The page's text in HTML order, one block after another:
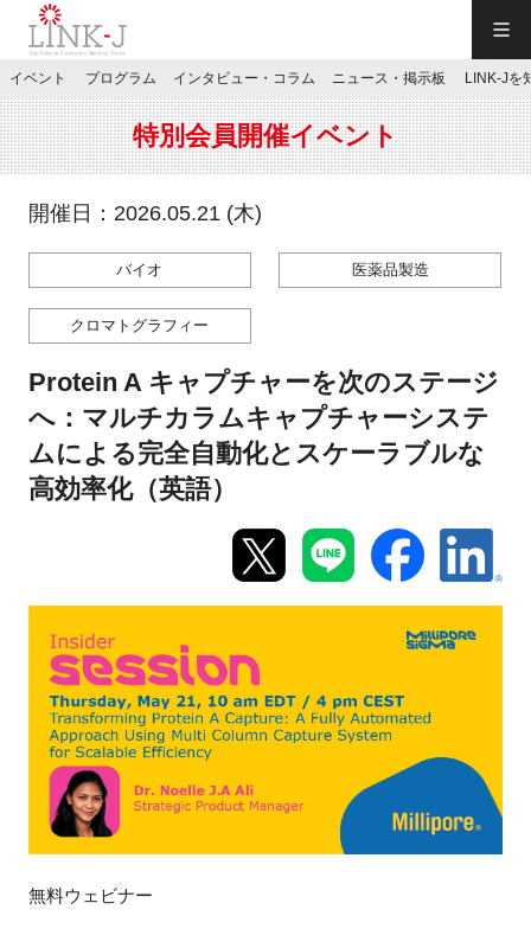
JP／EN
特別会員専用メニュー
お問い合わせ
マイページ
イベント
プログラム
インタビュー・コラム
ニュース・掲示板
LINK-Jを知る
イベント プログラム インタビュー・コラム ニュース・掲示板 LINK-Jを
特別会員開催イベント
開催日：2026.05.21 (木)
バイオ 医薬品製造
クロマトグラフィー
Protein A キャプチャーを次のステージ
へ：マルチカラムキャプチャーシステ
ムによる完全自動化とスケーラブルな
高効率化（英語）
無料ウェビナー